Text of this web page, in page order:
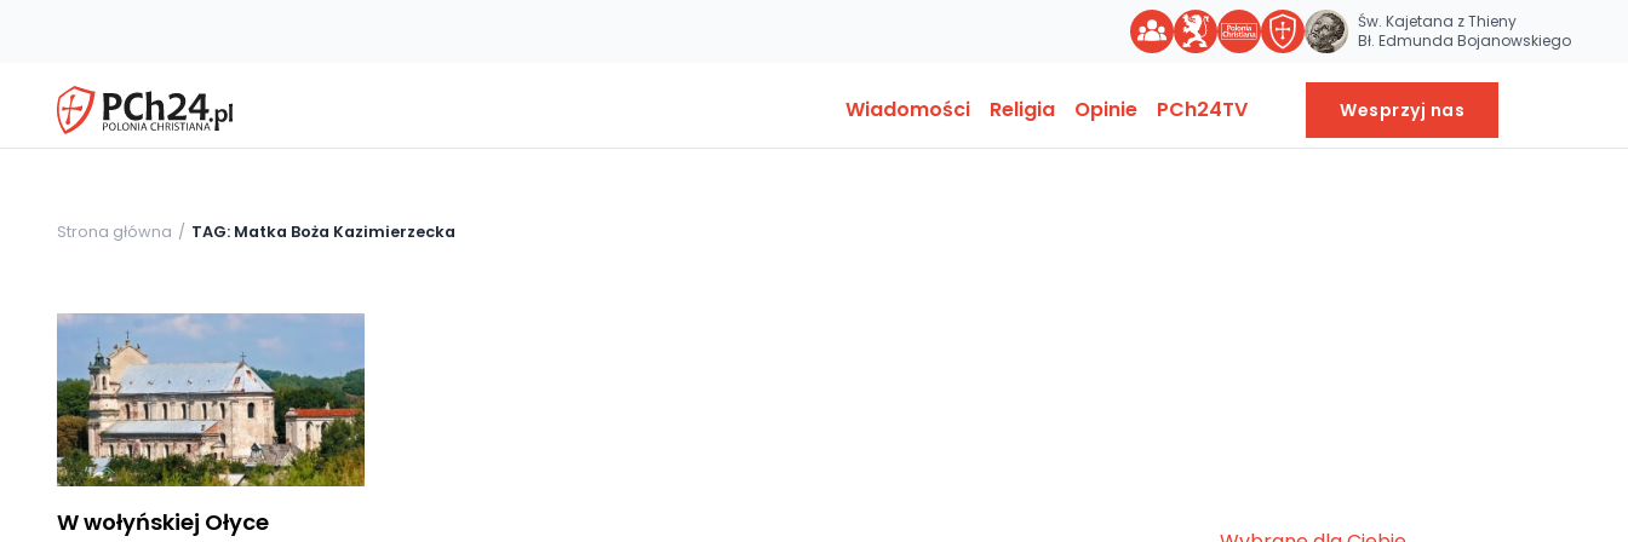
Św. Kajetana z Thieny
Bł. Edmunda Bojanowskiego
Wiadomości Religia Opinie PCh24TV Wesprzyj nas
Strona główna TAG: Matka Boża Kazimierzecka
W wołyńskiej Ołyce